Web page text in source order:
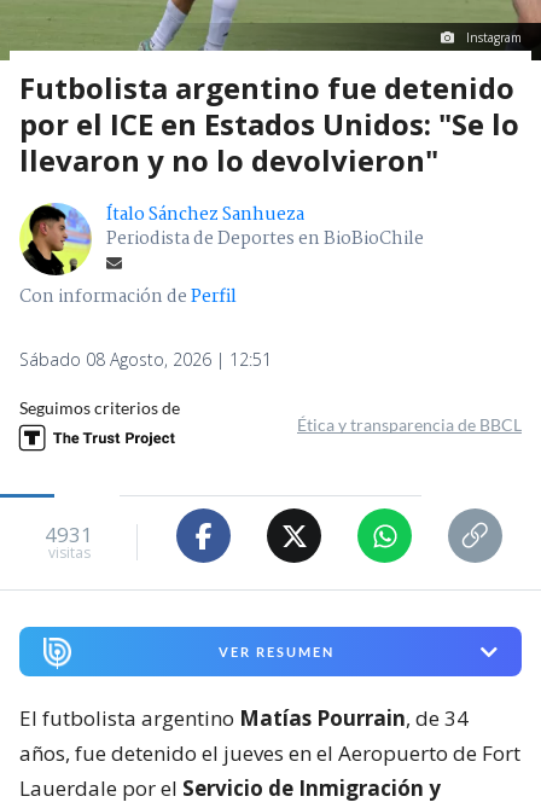
Instagram
Futbolista argentino fue detenido
por el ICE en Estados Unidos: "Se lo
llevaron y no lo devolvieron"
Ítalo Sánchez Sanhueza
Periodista de Deportes en BioBioChile
Con información dePerfil
Sábado 08 Agosto, 2026 | 12:51
Seguimos criterios de
Ética y transparencia de BBCL
4931
visitas
VER RESUMEN
El futbolista argentino Matías Pourrain, de 34
años, fue detenido el jueves en el Aeropuerto de Fort
Lauerdale por el Servicio de Inmigración y